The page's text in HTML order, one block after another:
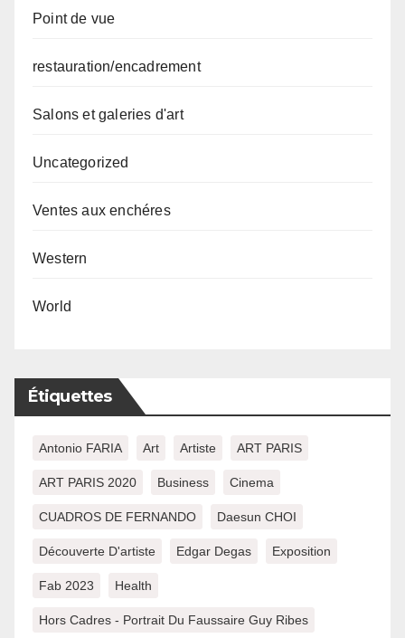
Point de vue
restauration/encadrement
Salons et galeries d'art
Uncategorized
Ventes aux enchéres
Western
World
Étiquettes
Antonio FARIA Art Artiste ART PARIS
ART PARIS 2020 Business Cinema
CUADROS DE FERNANDO Daesun CHOI
Découverte D'artiste Edgar Degas Exposition
Fab 2023 Health
Hors Cadres - Portrait Du Faussaire Guy Ribes